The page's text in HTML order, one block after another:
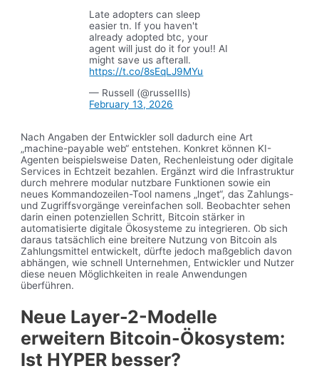
Late adopters can sleep
easier tn. If you haven't
already adopted btc, your
agent will just do it for you!! AI
might save us afterall.
https://t.co/8sEqLJ9MYu
— Russell (@russeIIls)
February 13, 2026
Nach Angaben der Entwickler soll dadurch eine Art
„machine-payable web“ entstehen. Konkret können KI-
Agenten beispielsweise Daten, Rechenleistung oder digitale
Services in Echtzeit bezahlen. Ergänzt wird die Infrastruktur
durch mehrere modular nutzbare Funktionen sowie ein
neues Kommandozeilen-Tool namens „lnget“, das Zahlungs-
und Zugriffsvorgänge vereinfachen soll. Beobachter sehen
darin einen potenziellen Schritt, Bitcoin stärker in
automatisierte digitale Ökosysteme zu integrieren. Ob sich
daraus tatsächlich eine breitere Nutzung von Bitcoin als
Zahlungsmittel entwickelt, dürfte jedoch maßgeblich davon
abhängen, wie schnell Unternehmen, Entwickler und Nutzer
diese neuen Möglichkeiten in reale Anwendungen
überführen.
Neue Layer-2-Modelle
erweitern Bitcoin-Ökosystem:
Ist HYPER besser?